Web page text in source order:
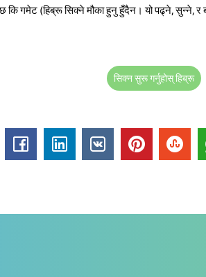
छ कि गमेट (हिब्रू सिक्ने मौका हुनु हुँदैन। यो पढ्ने, सुन्ने,
सिक्न सुरू गर्नुहोस् हिब्रू